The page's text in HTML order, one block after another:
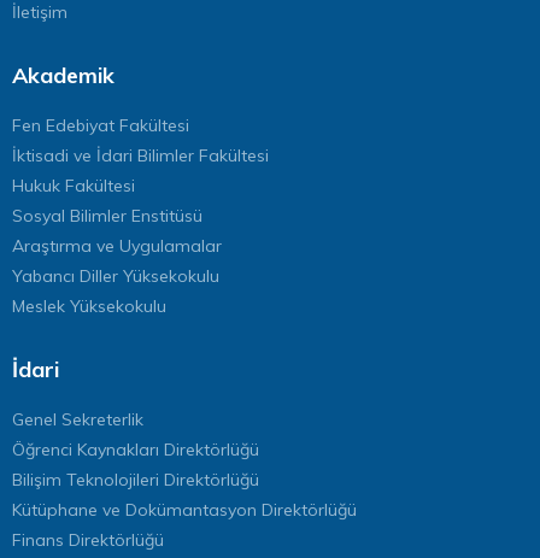
İletişim
Akademik
Fen Edebiyat Fakültesi
İktisadi ve İdari Bilimler Fakültesi
Hukuk Fakültesi
Sosyal Bilimler Enstitüsü
Araştırma ve Uygulamalar
Yabancı Diller Yüksekokulu
Meslek Yüksekokulu
İdari
Genel Sekreterlik
Öğrenci Kaynakları Direktörlüğü
Bilişim Teknolojileri Direktörlüğü
Kütüphane ve Dokümantasyon Direktörlüğü
Finans Direktörlüğü